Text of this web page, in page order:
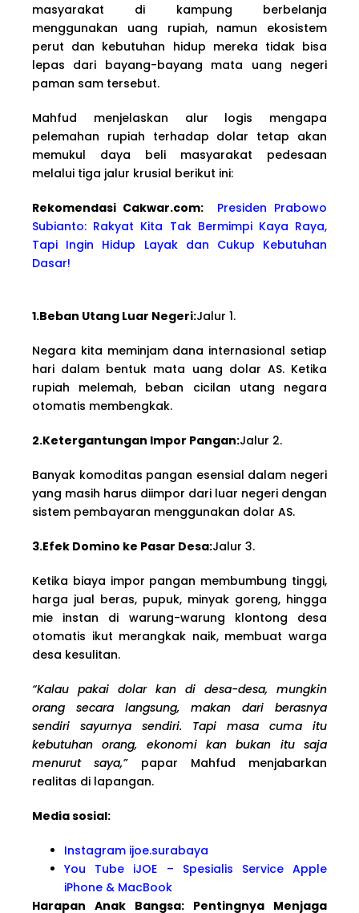
masyarakat di kampung berbelanja
menggunakan uang rupiah, namun ekosistem
perut dan kebutuhan hidup mereka tidak bisa
lepas dari bayang-bayang mata uang negeri
paman sam tersebut.
Mahfud menjelaskan alur logis mengapa
pelemahan rupiah terhadap dolar tetap akan
memukul daya beli masyarakat pedesaan
melalui tiga jalur krusial berikut ini:
Rekomendasi Cakwar.com: Presiden Prabowo
Subianto: Rakyat Kita Tak Bermimpi Kaya Raya,
Tapi Ingin Hidup Layak dan Cukup Kebutuhan
Dasar!
1.Beban Utang Luar Negeri:Jalur 1.
Negara kita meminjam dana internasional setiap
hari dalam bentuk mata uang dolar AS. Ketika
rupiah melemah, beban cicilan utang negara
otomatis membengkak.
2.Ketergantungan Impor Pangan:Jalur 2.
Banyak komoditas pangan esensial dalam negeri
yang masih harus diimpor dari luar negeri dengan
sistem pembayaran menggunakan dolar AS.
3.Efek Domino ke Pasar Desa:Jalur 3.
Ketika biaya impor pangan membumbung tinggi,
harga jual beras, pupuk, minyak goreng, hingga
mie instan di warung-warung klontong desa
otomatis ikut merangkak naik, membuat warga
desa kesulitan.
“Kalau pakai dolar kan di desa-desa, mungkin
orang secara langsung, makan dari berasnya
sendiri sayurnya sendiri. Tapi masa cuma itu
kebutuhan orang, ekonomi kan bukan itu saja
menurut saya,”papar Mahfud menjabarkan
realitas di lapangan.
Media sosial:
Instagram ijoe.surabaya
You Tube iJOE – Spesialis Service Apple
iPhone & MacBook
Harapan Anak Bangsa: Pentingnya Menjaga